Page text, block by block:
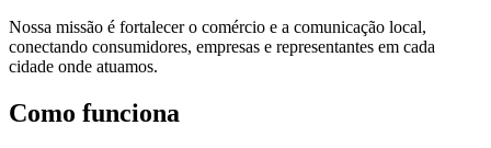
Nossa missão é fortalecer o comércio e a comunicação local,
conectando consumidores, empresas e representantes em cada
cidade onde atuamos.
Como funciona